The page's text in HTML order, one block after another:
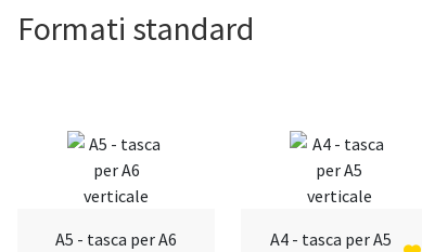
Formati standard
A5 - tasca per A6
A4 - tasca per A5